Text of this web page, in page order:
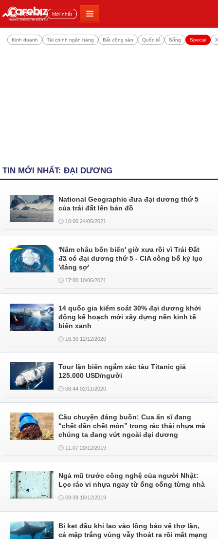
Đọc nhiều Mới nhất
Kinh doanh Tài chính ngân hàng Bất động sản Quốc tế Sống Special
TIN MỚI NHẤT: ĐẠI DƯƠNG
National Geographic đưa đại dương thứ 5
của trái đất lên bản đồ
16:00 24/06/2021
'Năm châu bốn biển' giờ xưa rồi vì Trái Đất
đã có đại dương thứ 5 - CIA công bố kỷ lục
'đáng sợ'
17:00 10/06/2021
14 quốc gia kiểm soát 30% đại dương khởi
động kế hoạch mới xây dựng nền kinh tế
biển xanh
16:30 12/12/2020
Tour lặn biển ngắm xác tàu Titanic giá
125.000 USD/người
08:44 02/11/2020
Câu chuyện đáng buồn: Cua ẩn sĩ đang
“chết dần chết mòn” trong rác thải nhựa mà
chúng ta đang vứt ngoài đại dương
11:07 20/12/2019
Ngả mũ trước công nghệ của người Nhật:
Lọc rác vi nhựa ngay từ ống cống từng nhà
09:39 18/12/2019
Bị kẹt đầu khi lao vào lồng bảo vệ thợ lặn,
cá mập trắng vùng vẫy thoát ra rồi mất mạng